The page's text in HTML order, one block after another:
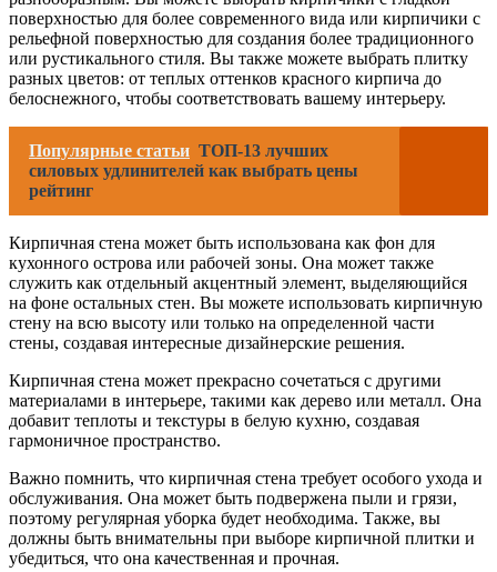
поверхностью для более современного вида или кирпичики с
рельефной поверхностью для создания более традиционного
или рустикального стиля. Вы также можете выбрать плитку
разных цветов: от теплых оттенков красного кирпича до
белоснежного, чтобы соответствовать вашему интерьеру.
Популярные статьи ТОП-13 лучших
силовых удлинителей как выбрать цены
рейтинг
Кирпичная стена может быть использована как фон для
кухонного острова или рабочей зоны. Она может также
служить как отдельный акцентный элемент, выделяющийся
на фоне остальных стен. Вы можете использовать кирпичную
стену на всю высоту или только на определенной части
стены, создавая интересные дизайнерские решения.
Кирпичная стена может прекрасно сочетаться с другими
материалами в интерьере, такими как дерево или металл. Она
добавит теплоты и текстуры в белую кухню, создавая
гармоничное пространство.
Важно помнить, что кирпичная стена требует особого ухода и
обслуживания. Она может быть подвержена пыли и грязи,
поэтому регулярная уборка будет необходима. Также, вы
должны быть внимательны при выборе кирпичной плитки и
убедиться, что она качественная и прочная.